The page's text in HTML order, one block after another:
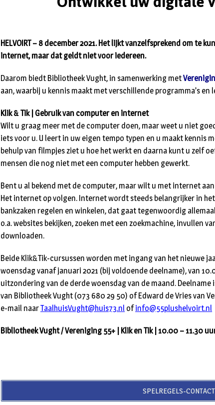
HELVOIRT – 8 december 2021. Het lijkt vanzelfsprekend om te
internet, maar dat geldt niet voor iedereen.
Daarom biedt Bibliotheek Vught, in samenwerking met
aan, waarbij u kennis maakt met verschillende programma’s
Klik & Tik | Gebruik van computer en internet
Wilt u graag meer met de computer doen, maar weet u niet
iets voor u. U leert in uw eigen tempo typen en u maakt kennis
behulp van filmpjes ziet u hoe het werkt en daarna kunt u zelf
mensen die nog niet met een computer hebben gewerkt.
Bent u al bekend met de computer, maar wilt u met internet aan
Het internet op volgen. Internet wordt steeds belangrijker in het
bankzaken regelen en winkelen, dat gaat tegenwoordig
o.a. websites bekijken, zoeken met een zoekmachine, invullen
downloaden.
Beide Klik&Tik-cursussen worden met ingang van het nieuwe
woensdag vanaf januari 2021 (bij voldoende deelname), van
uitzondering van de derde woensdag van de maand. Deelname
van Bibliotheek Vught (073 680 29 50) of Edward de Vries van
e-mail naarTaalhuisVught@huis73.nl ofinfo@55plushelvoirt.nl
Bibliotheek Vught / Vereniging 55+ | Klik en Tik | 10.00 – 11.30
SPELREGELS-CONTACT